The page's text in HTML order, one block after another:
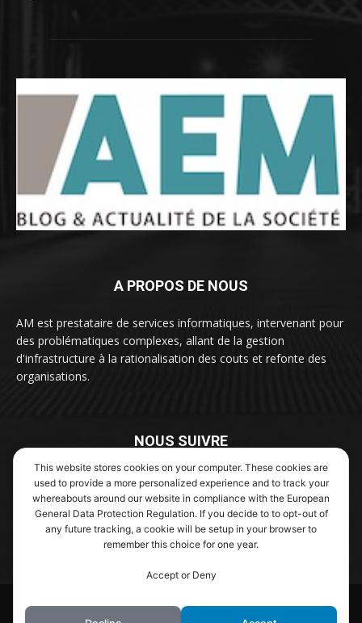
A PROPOS DE NOUS
AM est prestataire de services informatiques, intervenant pour
des problématiques complexes, allant de la gestion
d'infrastructure à la rationalisation des couts et refonte des
organisations.
NOUS SUIVRE
© Newspaper WordPress Theme by TagDiv
This website stores cookies on your computer. These cookies are
used to provide a more personalized experience and to track your
whereabouts around our website in compliance with the European
General Data Protection Regulation. If you decide to to opt-out of
any future tracking, a cookie will be setup in your browser to
remember this choice for one year.
Accept or Deny